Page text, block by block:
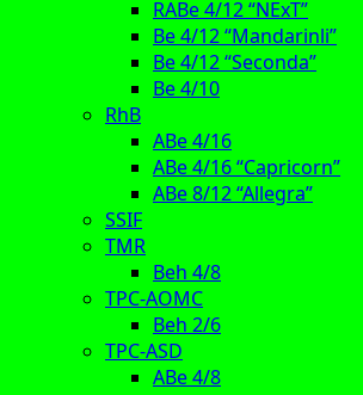
RABe 4/12 “NExT”
Be 4/12 “Mandarinli”
Be 4/12 “Seconda”
Be 4/10
RhB
ABe 4/16
ABe 4/16 “Capricorn”
ABe 8/12 “Allegra”
SSIF
TMR
Beh 4/8
TPC-AOMC
Beh 2/6
TPC-ASD
ABe 4/8